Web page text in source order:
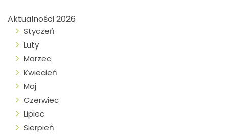
Aktualności 2026
Styczeń
Luty
Marzec
Kwiecień
Maj
Czerwiec
Lipiec
Sierpień